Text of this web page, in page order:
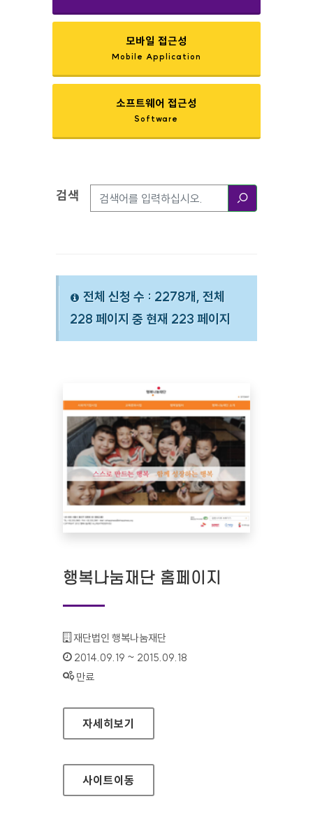
모바일 접근성
Mobile Application
소프트웨어 접근성
Software
검색옵션
검색
전체 신청 수 : 2278개, 전체
228 페이지 중 현재 223 페이지
행복나눔재단 홈페이지
기관명 :
재단법인 행복나눔재단
인증기간 :
2014.09.19 ~ 2015.09.18
상태 :
만료
행복나눔재단 홈페이지
자세히보기
사이트이동